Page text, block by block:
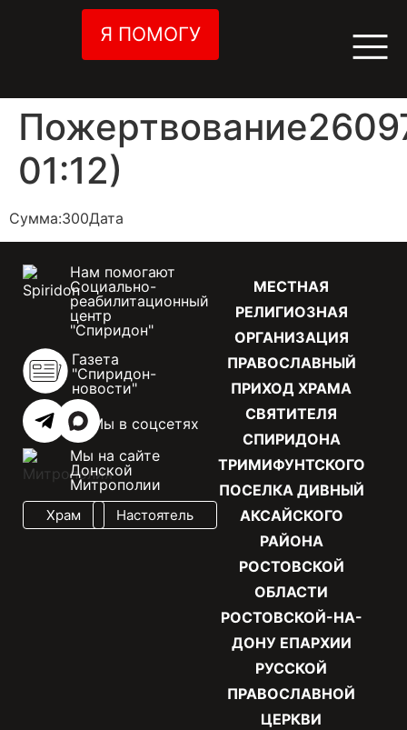
Я ПОМОГУ
01:12)
Сумма:300Дата
МЕСТНАЯ
РЕЛИГИОЗНАЯ
ОРГАНИЗАЦИЯ
ПРАВОСЛАВНЫЙ
ПРИХОД ХРАМА
СВЯТИТЕЛЯ
СПИРИДОНА
ТРИМИФУНТСКОГО
ПОСЕЛКА ДИВНЫЙ
АКСАЙСКОГО
РАЙОНА
РОСТОВСКОЙ
ОБЛАСТИ
РОСТОВСКОЙ-НА-
ДОНУ ЕПАРХИИ
РУССКОЙ
ПРАВОСЛАВНОЙ
ЦЕРКВИ
Нам помогают
Социально-
реабилитационный
центр
"Спиридон"
Газета
"Спиридон-
новости"
Мы в соцсетях
Мы на сайте
Донской
Митрополии
Храм Настоятель